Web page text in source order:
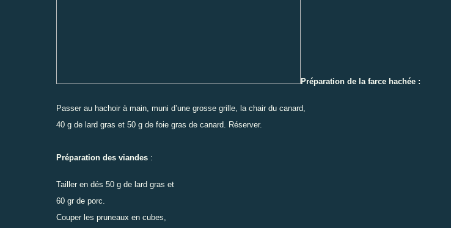
Préparation de la farce hachée :
Passer au hachoir à main, muni d’une grosse grille, la chair du canard,
40 g de lard gras et 50 g de foie gras de canard. Réserver.
Préparation des viandes :
Tailler en dés 50 g de lard gras et
60 gr de porc.
Couper les pruneaux en cubes,